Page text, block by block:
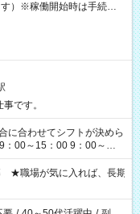
）※稼働開始時は手続き完
です。
：00～15：00 9：00～
きません ※法令に基づき、
対象となります ※労働者
り、短時間・短期間の就
職場が気に入れば、長期